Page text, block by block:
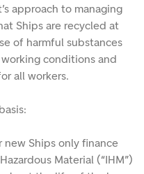
approach to managing
Ships are recycled at
of harmful substances
conditions and
all workers.
Ships only finance
Material (“IHM”)